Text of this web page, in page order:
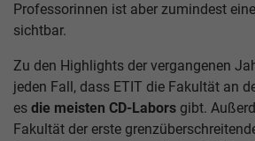
Professorinnen ist aber zumindest
sichtbar.
Zu den Highlights der vergangenen
jeden Fall, dass ETIT die Fakultät an
es die meisten CD-Labors gibt.
Fakultät der erste